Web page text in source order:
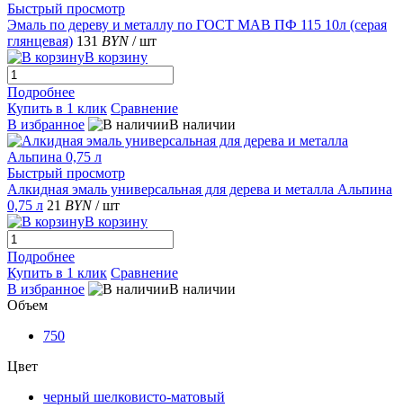
Быстрый просмотр
Эмаль по дереву и металлу по ГОСТ МАВ ПФ 115 10л (серая
глянцевая) 131 BYN / шт
В корзину
Подробнее
Купить в 1 клик Сравнение
В избранное
В наличии
Быстрый просмотр
Алкидная эмаль универсальная для дерева и металла Альпина
0,75 л 21 BYN / шт
В корзину
Подробнее
Купить в 1 клик Сравнение
В избранное
В наличии
Объем
750
Цвет
черный шелковисто-матовый